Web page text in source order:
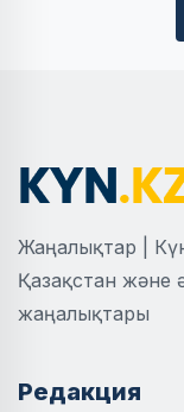
Жаңалықтар |
Қазақстан және
жаңалықтары
Редакция